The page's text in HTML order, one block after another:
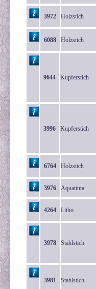
3972 Holzstich
6088 Holzstich
9644 Kupferstich
3996 Kupferstich
6764 Holzstich
3976 Aquatinta
4264 Litho
3978 Stahlstich
3981 Stahlstich